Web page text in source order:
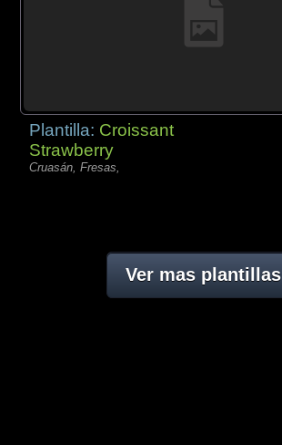
Plantilla: Croissant
Strawberry
Cruasán, Fresas,
Ver mas plantillas